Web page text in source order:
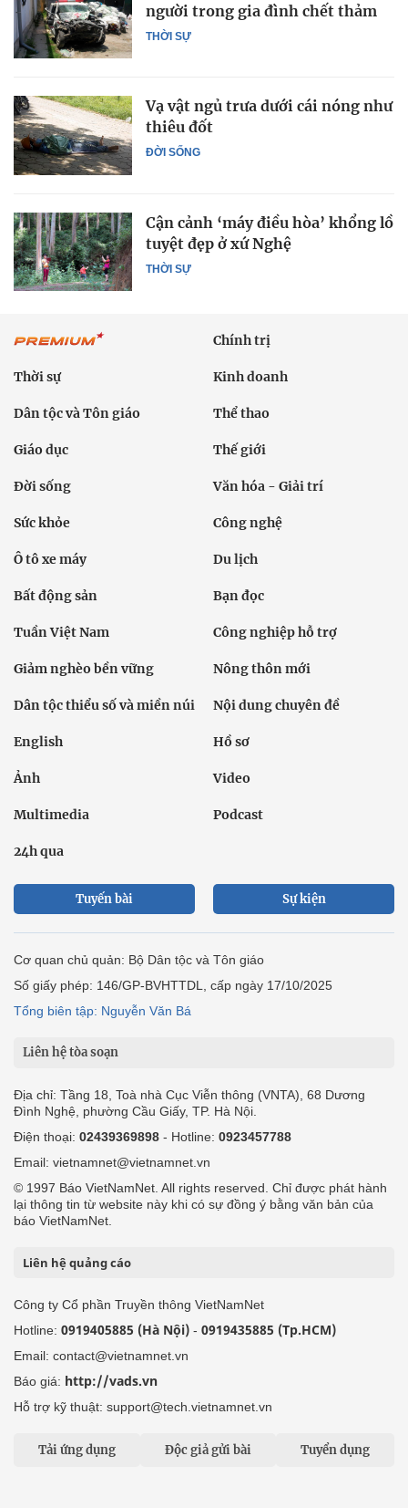
THỜI SỰ
người trong gia đình chết thảm
ĐỜI SỐNG
Vạ vật ngủ trưa dưới cái nóng như
thiêu đốt
THỜI SỰ
Cận cảnh ‘máy điều hòa’ khổng lồ
tuyệt đẹp ở xứ Nghệ
Chính trị
Thời sự Kinh doanh
Dân tộc và Tôn giáo Thể thao
Giáo dục Thế giới
Đời sống Văn hóa - Giải trí
Sức khỏe Công nghệ
Ô tô xe máy Du lịch
Bất động sản Bạn đọc
Tuần Việt Nam Công nghiệp hỗ trợ
Giảm nghèo bền vững Nông thôn mới
Dân tộc thiểu số và miền núi Nội dung chuyên đề
English Hồ sơ
Ảnh Video
Multimedia Podcast
24h qua
Tuyến bài Sự kiện
Cơ quan chủ quản: Bộ Dân tộc và Tôn giáo
Số giấy phép: 146/GP-BVHTTDL, cấp ngày 17/10/2025
Tổng biên tập: Nguyễn Văn Bá
Liên hệ tòa soạn
Địa chỉ: Tầng 18, Toà nhà Cục Viễn thông (VNTA), 68 Dương
Đình Nghệ, phường Cầu Giấy, TP. Hà Nội.
Điện thoại: 02439369898 - Hotline: 0923457788
Email: vietnamnet@vietnamnet.vn
© 1997 Báo VietNamNet. All rights reserved. Chỉ được phát hành
lại thông tin từ website này khi có sự đồng ý bằng văn bản của
báo VietNamNet.
Liên hệ quảng cáo
Công ty Cổ phần Truyền thông VietNamNet
Hotline: 0919405885 (Hà Nội) - 0919435885 (Tp.HCM)
Email: contact@vietnamnet.vn
Báo giá: http://vads.vn
Hỗ trợ kỹ thuật: support@tech.vietnamnet.vn
Tải ứng dụng Độc giả gửi bài Tuyển dụng